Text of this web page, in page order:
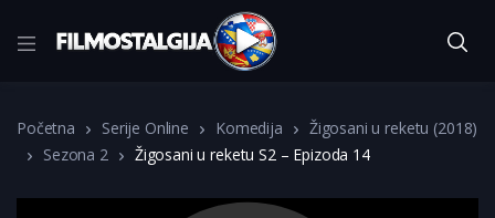
Početna Serije Online Komedija
Žigosani u reketu (2018)
Sezona 2
Žigosani u reketu S2 – Epizoda 14